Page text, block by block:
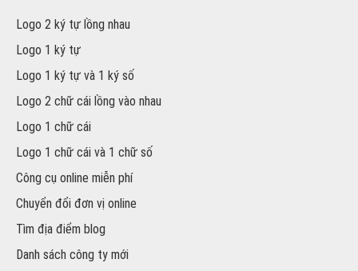
Logo 2 ký tự lồng nhau
Logo 1 ký tự
Logo 1 ký tự và 1 ký số
Logo 2 chữ cái lồng vào nhau
Logo 1 chữ cái
Logo 1 chữ cái và 1 chữ số
Công cụ online miễn phí
Chuyển đổi đơn vị online
Tìm địa điểm blog
Danh sách công ty mới